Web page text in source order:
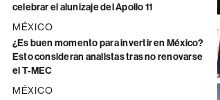
celebrar el alunizaje del Apollo 11
MÉXICO
¿Es buen momento para invertir en México?
Esto consideran analistas tras no renovarse
el T-MEC
MÉXICO